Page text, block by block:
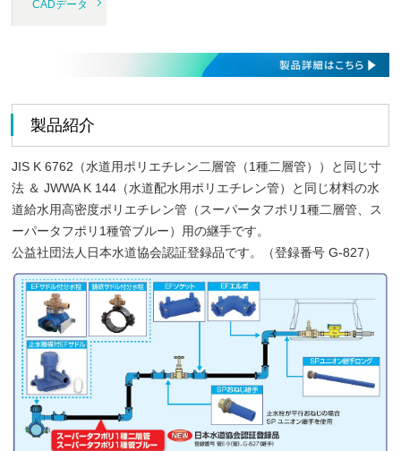
CADデータ
製品紹介
JIS K 6762（水道用ポリエチレン二層管（1種二層管））と同じ寸
法 ＆ JWWA K 144（水道配水用ポリエチレン管）と同じ材料の水
道給水用高密度ポリエチレン管（スーパータフポリ1種二層管、ス
ーパータフポリ1種管ブルー）用の継手です。
公益社団法人日本水道協会認証登録品です。（登録番号 G-827）